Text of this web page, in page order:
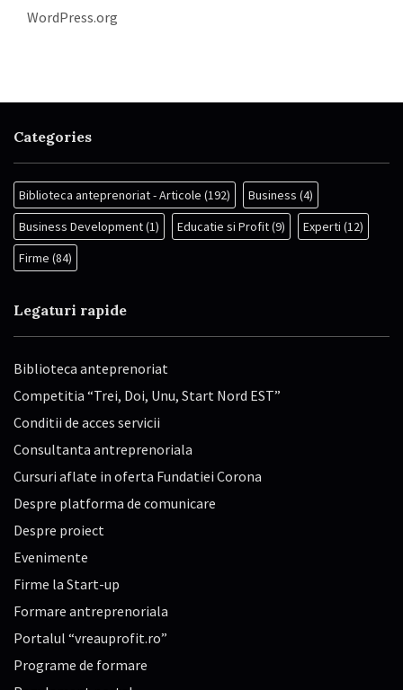
WordPress.org
Categories
Biblioteca anteprenoriat - Articole (192) Business (4)
Business Development(1) Educatie si Profit(9) Experti (12)
Firme (84)
Legaturi rapide
Biblioteca anteprenoriat
Competitia “Trei, Doi, Unu, Start Nord EST”
Conditii de acces servicii
Consultanta antreprenoriala
Cursuri aflate in oferta Fundatiei Corona
Despre platforma de comunicare
Despre proiect
Evenimente
Firme la Start-up
Formare antreprenoriala
Portalul “vreauprofit.ro”
Programe de formare